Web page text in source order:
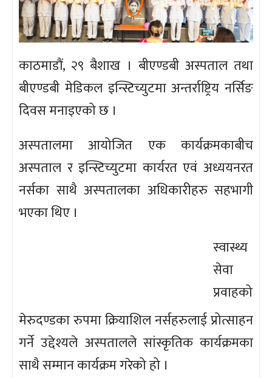
काठमाडौं, २९ बैशाख । बीएण्डबी अस्पताल तथा
बीएण्डबी मेडिकल इन्स्टिच्युटमा अन्तर्राष्ट्रिय नर्सिङ
दिवस मनाइएको छ ।
अस्पतालमा आयोजित एक कार्यक्रमकाबीच
अस्पताल र इन्स्टिच्युटमा कार्यरत एवं अध्ययनरत
नर्सका साथै अस्पतालका अधिकारीहरु सहभागी
भएका थिए ।
स्वास्थ्य
सेवा
प्रवाहको
मेरुदण्डका रुपमा क्रियाशिल नर्सहरुलाई प्रोत्साहन
गर्ने उद्देश्यले अस्पतालले सांस्कृतिक कार्यक्रमका
साथै सम्मान कार्यक्रम गरेको हो ।